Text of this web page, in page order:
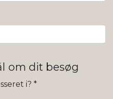
om dit besøg
i? *